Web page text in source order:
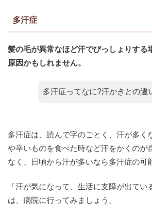
多汗症
髪の毛が異常なほど汗でびっしょりする
原因かもしれません。
多汗症ってなに?汗かきとの違
多汗症は、読んで字のごとく、汗が多く
や辛いものを食べた時など汗をかくのが
なく、日頃から汗が多いなら多汗症の可
「汗が気になって、生活に支障が出てい
は、病院に行ってみましょう。